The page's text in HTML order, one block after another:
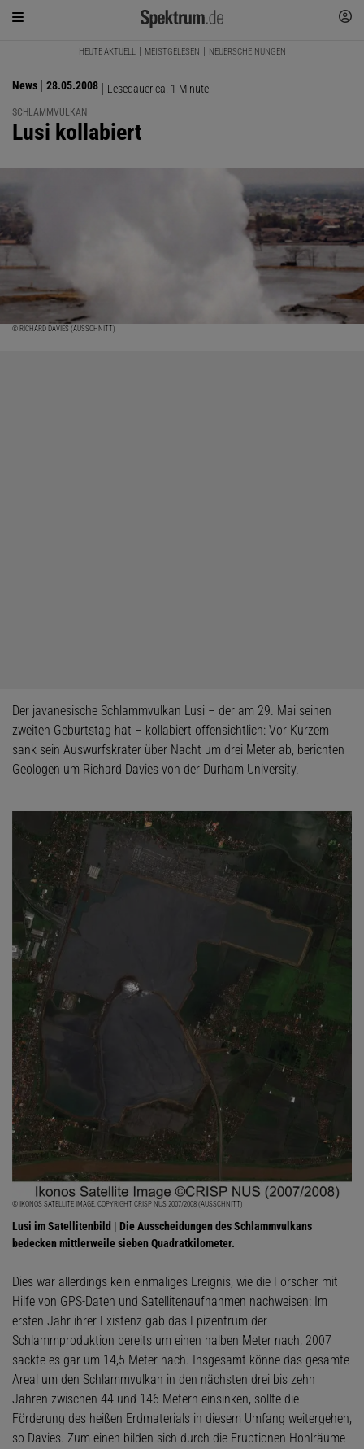
HEUTE AKTUELL MEISTGELESEN NEUERSCHEINUNGEN
News 28.05.2008 Lesedauer ca. 1 Minute
SCHLAMMVULKAN
:
Lusi kollabiert
© RICHARD DAVIES (AUSSCHNITT)
Der javanesische Schlammvulkan Lusi – der am 29. Mai seinen
zweiten Geburtstag hat – kollabiert offensichtlich: Vor Kurzem
sank sein Auswurfskrater über Nacht um drei Meter ab, berichten
Geologen um Richard Davies von der Durham University.
© IKONOS SATELLITE IMAGE, COPYRIGHT CRISP NUS 2007/2008 (AUSSCHNITT)
Lusi im Satellitenbild | Die Ausscheidungen des Schlammvulkans
bedecken mittlerweile sieben Quadratkilometer.
Dies war allerdings kein einmaliges Ereignis, wie die Forscher mit
Hilfe von GPS-Daten und Satellitenaufnahmen nachweisen: Im
ersten Jahr ihrer Existenz gab das Epizentrum der
Schlammproduktion bereits um einen halben Meter nach, 2007
sackte es gar um 14,5 Meter nach. Insgesamt könne das gesamte
Areal um den Schlammvulkan in den nächsten drei bis zehn
Jahren zwischen 44 und 146 Metern einsinken, sollte die
Förderung des heißen Erdmaterials in diesem Umfang weitergehen,
so Davies. Zum einen bilden sich durch die Eruptionen Hohlräume